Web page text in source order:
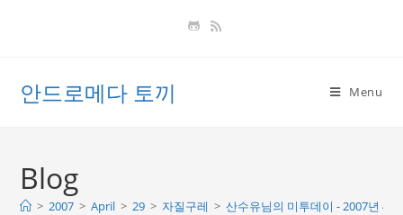
안드로메다 토끼 Menu
Blog
> 2007 > April > 29 > 자질구레 > 산수유님의 미투데이 - 2007년 4